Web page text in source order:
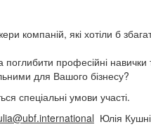
компаній, які хотіли б
професійні
для Вашого бізнесу?
спеціальні умови участі.
Юлія